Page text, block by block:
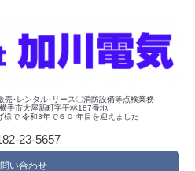
売･レンタル･リース〇消防設備等点検業務
手市大屋新町字平林187番地
様で 令和3年で６０ 年目を迎えました
23-5657
い合わせ